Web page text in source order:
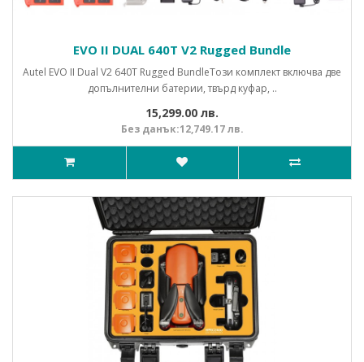
EVO II DUAL 640Т V2 Rugged Bundle
Autel EVO II Dual V2 640Т Rugged BundleТози комплект включва две
допълнителни батерии, твърд куфар, ..
15,299.00 лв.
Без данък:12,749.17 лв.